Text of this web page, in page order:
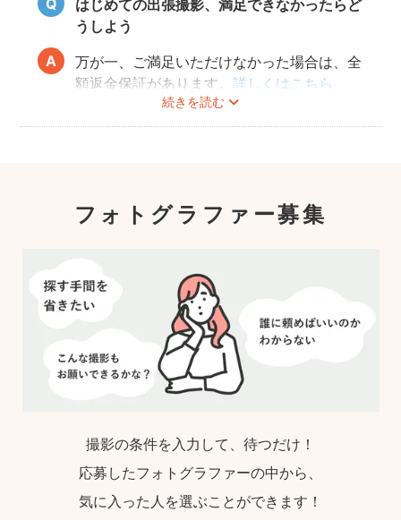
たと思っていただける写真をお届けします。
はじめての出張撮影、満足できなかったらど
うしよう
続きを読む
万が一、ご満足いただけなかった場合は、全
額返金保証があります。詳しくはこちら
フォトグラファー募集
撮影の条件を入力して、待つだけ！
応募したフォトグラファーの中から、
気に入った人を選ぶことができます！